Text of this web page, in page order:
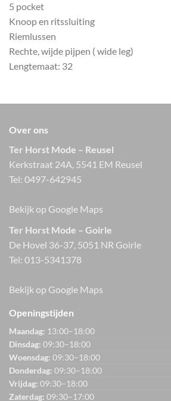
5 pocket
Knoop en ritssluiting
Riemlussen
Rechte, wijde pijpen ( wide leg)
Lengtemaat: 32
Over ons
Ter Horst Mode – Reusel
Kerkstraat 24A, 5541 EM Reusel
Tel: 0497-642945
Bekijk op Google Maps
Ter Horst Mode – Goirle
De Hovel 36-37, 5051 NR Goirle
Tel: 013-5341378
Bekijk op Google Maps
Openingstijden
Maandag: 13:00–18:00
Dinsdag: 09:30–18:00
Woensdag: 09:30–18:00
Donderdag: 09:30–18:00
Vrijdag: 09:30–18:00
Zaterdag: 09:30–17:00